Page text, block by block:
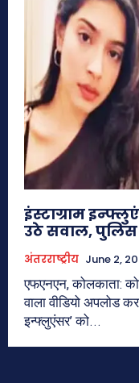
इंस्टाग्राम
उठे सवाल, पुलिस
अंतरराष्ट्रीय June 2,
एफएनएन, कोलकाता:
वाला वीडियो अपलोड
इन्फ्लुएंसर’ को...